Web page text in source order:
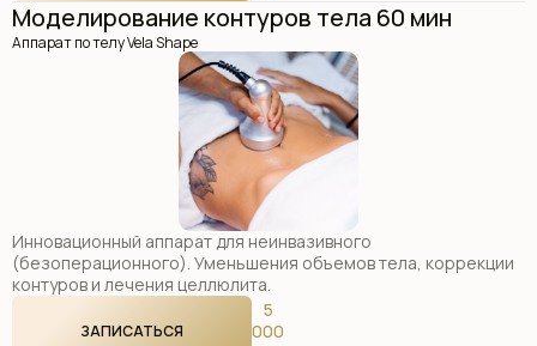
Моделирование контуров тела 60 мин
Аппарат по телу Vela Shape
Инновационный аппарат для неинвазивного
(безоперационного). Уменьшения объемов тела, коррекции
контуров и лечения целлюлита.
5
000
ЗАПИСАТЬСЯ